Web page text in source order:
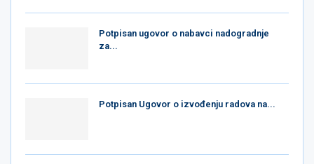
Potpisan ugovor o nabavci nadogradnje
za...
Potpisan Ugovor o izvođenju radova na...